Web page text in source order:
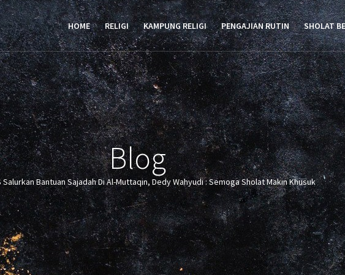
HOME RELIGI KAMPUNG RELIGI PENGAJIAN RUTIN SHOLAT
Blog
Salurkan Bantuan Sajadah Di Al-Muttaqin, Dedy Wahyudi : Semoga Sholat Makin Khusuk